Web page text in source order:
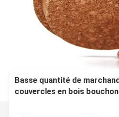
Basse quantité de
couvercles en bois